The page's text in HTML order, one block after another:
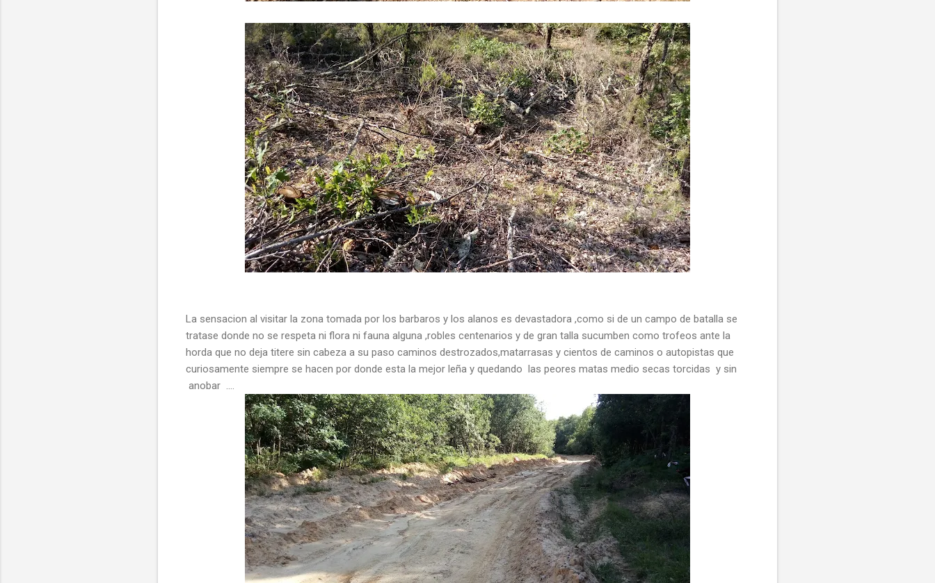
La sensacion al visitar la zona tomada por los barbaros y los alanos es devastadora ,como si de un campo de batalla se
tratase donde no se respeta ni flora ni fauna alguna ,robles centenarios y de gran talla sucumben como trofeos ante la
horda que no deja titere sin cabeza a su paso caminos destrozados,matarrasas y cientos de caminos o autopistas que
curiosamente siempre se hacen por donde esta la mejor leña y quedando las peores matas medio secas torcidas y sin
anobar ....